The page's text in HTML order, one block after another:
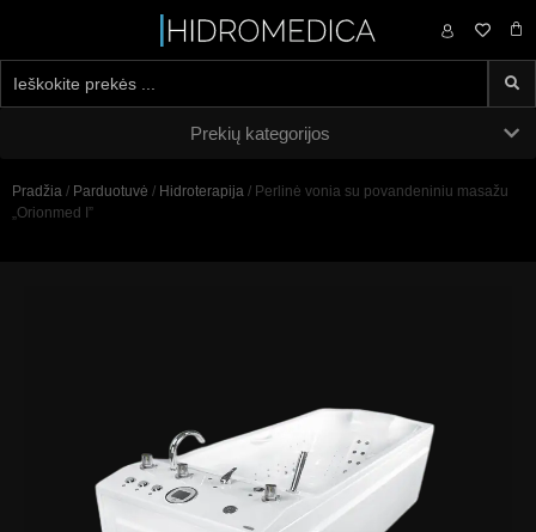
0,00 €
Prekių kategorijos
Pradžia / Parduotuvė / Hidroterapija / Perlinė vonia su povandeniniu masažu
„Orionmed I”